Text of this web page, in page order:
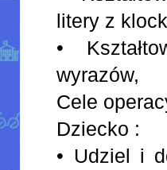
litery z
•
wyrazów,
Cele
Dziecko :
• Udziel i